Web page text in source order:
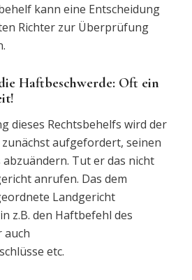
kann eine Entscheidung
Richter zur Überprüfung
Haftbeschwerde: Oft ein
dieses Rechtsbehelfs wird der
aufgefordert, seinen
Tut er das nicht
anrufen. Das dem
Landgericht
z.B. den Haftbefehl des
auch
etc.